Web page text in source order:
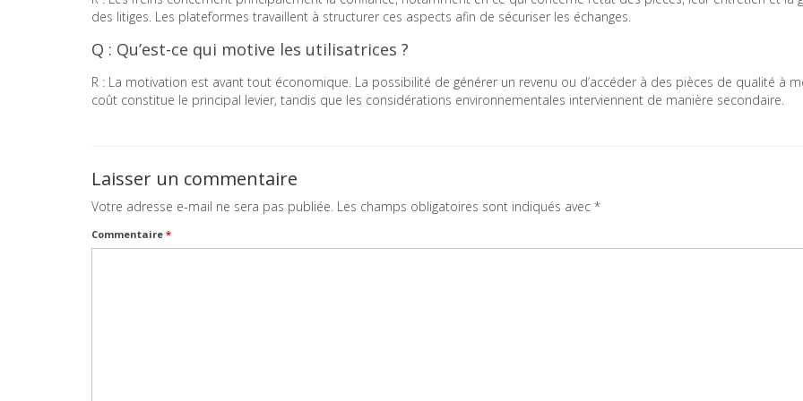
des litiges. Les plateformes travaillent à structurer ces aspects afin de sécuriser les échanges.
Q : Qu’est-ce qui motive les utilisatrices ?
R : La motivation est avant tout économique. La possibilité de générer un revenu ou d’accéder à des pièces de qualité à
coût constitue le principal levier, tandis que les considérations environnementales interviennent de manière secondaire.
Laisser un commentaire
Votre adresse e-mail ne sera pas publiée. Les champs obligatoires sont indiqués avec *
Commentaire *